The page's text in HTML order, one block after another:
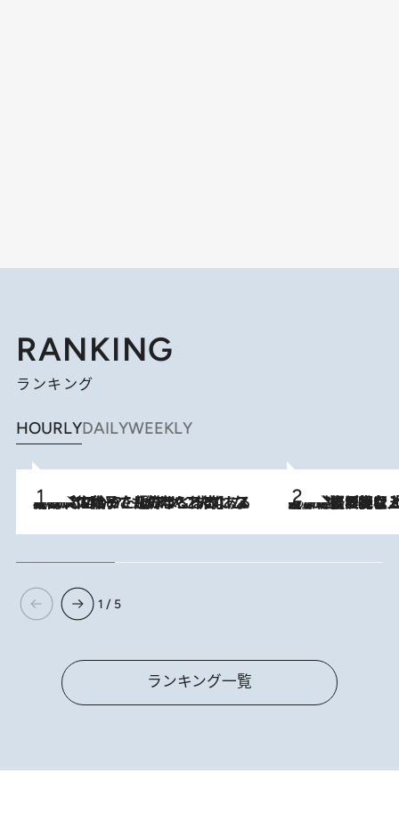
RANKING
ランキング
HOURLYDAILYWEEKLY
2026.8.5
【阿川佐和子さんの年とる力】なぜ70代で始めた趣味は“こんなに楽しい”のか？ ピアノ、俳句…スランプに陥っても続けられる“ある秘訣”とは 2026.8.5
【なぜ吉沢亮は「気配を消せる」のか？】興行収入208億の『国宝』を経て挑むミュージカル『ディア・エヴァン・ハンセン』。トップ俳優が舞台上でさらけ出した“孤独”とは
1 / 5
ランキング一覧